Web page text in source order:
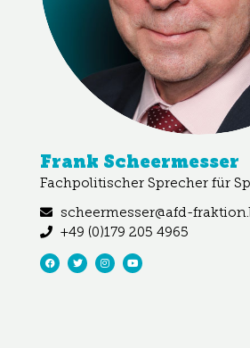
Frank Scheermesser
Fachpolitischer Sprecher für
scheermesser@afd-
+49 (0)179 205 4965